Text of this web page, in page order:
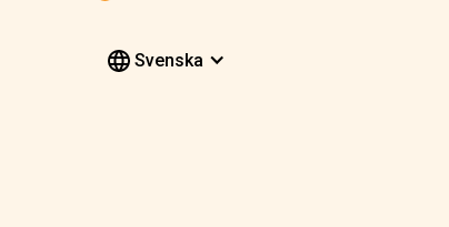
Svenska